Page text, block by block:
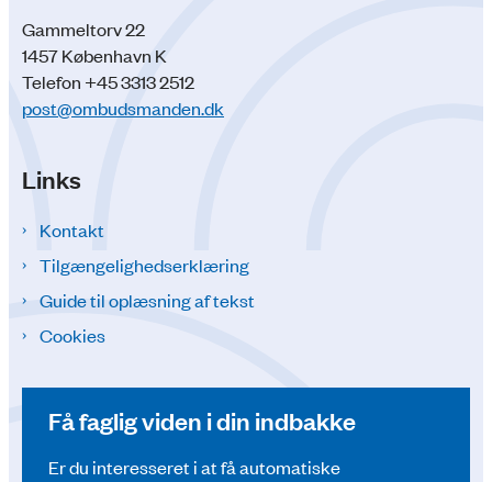
Gammeltorv 22
1457 København K
Telefon +45 3313 2512
post@ombudsmanden.dk
Links
Kontakt
Tilgængelighedserklæring
Guide til oplæsning af tekst
Cookies
Få faglig viden i din indbakke
Er du interesseret i at få automatiske